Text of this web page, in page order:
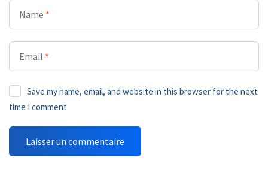
Name *
Email *
Save my name, email, and website in this browser for the next
time I comment